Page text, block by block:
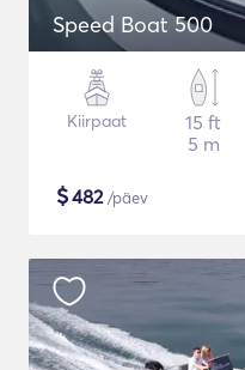
Speed Boat 500
Kiirpaat
15 ft
5 m
$482/päev